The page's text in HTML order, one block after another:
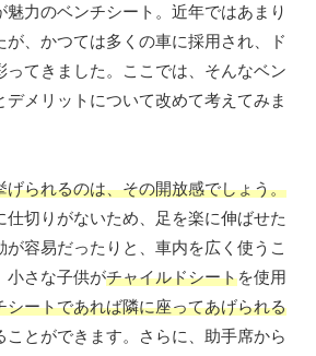
魅力のベンチシート。近年ではあまり
が、かつては多くの車に採用され、ド
ってきました。ここでは、そんなベン
メリットについて改めて考えてみま
げられるのは、その開放感でしょう。
仕切りがないため、足を楽に伸ばせた
が容易だったりと、車内を広く使うこ
小さな子供がチャイルドシートを使用
シートであれば隣に座ってあげられる
ことができます。さらに、助手席から